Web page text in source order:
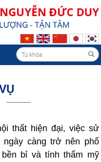
thất hiện đại, việc sử
càng trở nên phổ
bỉ và tính thẩm mỹ